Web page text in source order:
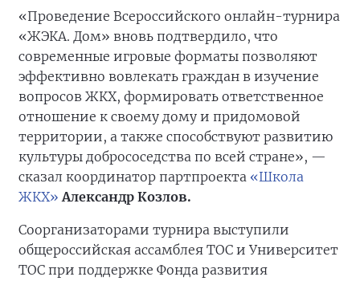
«Проведение Всероссийского онлайн-турнира
«ЖЭКА. Дом» вновь подтвердило, что
современные игровые форматы позволяют
эффективно вовлекать граждан в изучение
вопросов ЖКХ, формировать ответственное
отношение к своему дому и придомовой
территории, а также способствуют развитию
культуры добрососедства по всей стране», —
сказал координатор партпроекта «Школа
ЖКХ» Александр Козлов.
Соорганизаторами турнира выступили
общероссийская ассамблея ТОС и Университет
ТОС при поддержке Фонда развития